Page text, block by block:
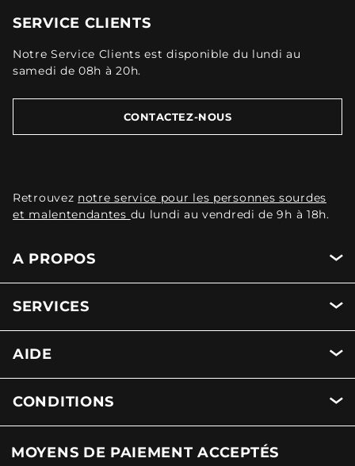
SERVICE CLIENTS
Notre Service Clients est disponible du lundi au
samedi de 08h à 20h.
CONTACTEZ-NOUS
Retrouvez notre service pour les personnes sourdes
et malentendantes du lundi au vendredi de 9h à 18h.
A PROPOS
SERVICES
AIDE
CONDITIONS
MOYENS DE PAIEMENT ACCEPTÉS